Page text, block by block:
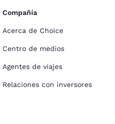
Compañía
Acerca de Choice
Centro de medios
Agentes de viajes
Relaciones con inversores